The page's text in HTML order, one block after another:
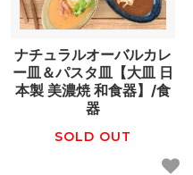
ナチュラルオーバルカレ
ー皿＆パスタ皿【大皿 日
本製 美濃焼 和食器】/食
器
SOLD OUT